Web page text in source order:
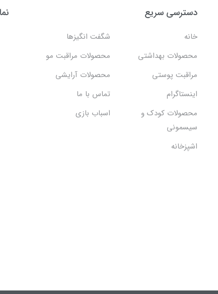
دسترسی سریع
خانه
شگفت انگيزها
محصولات بهداشتي
محصولات مراقبت مو
مراقبت پوستی
محصولات آرایشی
اینستاگرام
تماس با ما
محصولات کودک و
سیسمونی
اسباب بازی
اشپزخانه